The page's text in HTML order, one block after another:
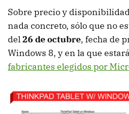
Sobre precio y
nada concreto, sólo que no
del26 de octubre, fecha de
Windows 8, y en la que
fabricantes elegidos por